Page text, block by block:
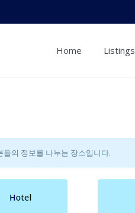
Home Listings
의 정보를 나누는 장소입니다.